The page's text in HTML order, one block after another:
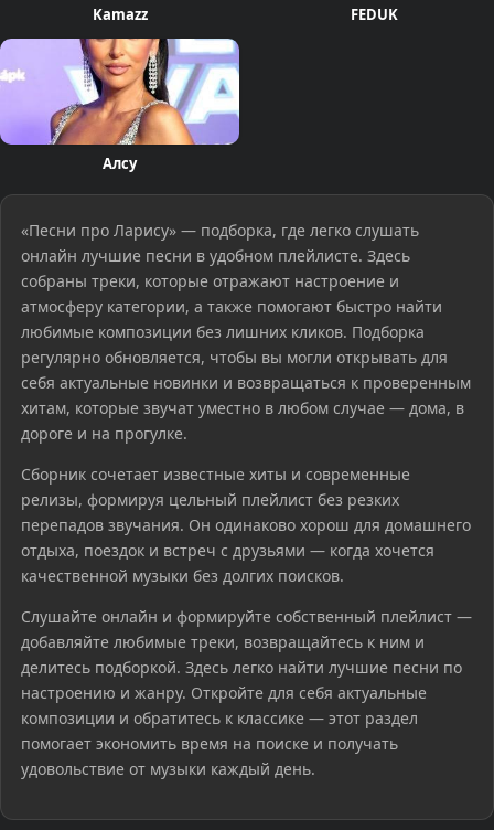
Kamazz FEDUK
Алсу
«Песни про Ларису» — подборка, где легко слушать
онлайн лучшие песни в удобном плейлисте. Здесь
собраны треки, которые отражают настроение и
атмосферу категории, а также помогают быстро найти
любимые композиции без лишних кликов. Подборка
регулярно обновляется, чтобы вы могли открывать для
себя актуальные новинки и возвращаться к проверенным
хитам, которые звучат уместно в любом случае — дома, в
дороге и на прогулке.
Сборник сочетает известные хиты и современные
релизы, формируя цельный плейлист без резких
перепадов звучания. Он одинаково хорош для домашнего
отдыха, поездок и встреч с друзьями — когда хочется
качественной музыки без долгих поисков.
Слушайте онлайн и формируйте собственный плейлист —
добавляйте любимые треки, возвращайтесь к ним и
делитесь подборкой. Здесь легко найти лучшие песни по
настроению и жанру. Откройте для себя актуальные
композиции и обратитесь к классике — этот раздел
помогает экономить время на поиске и получать
удовольствие от музыки каждый день.